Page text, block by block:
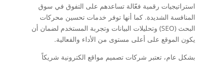
استراتيجيات رقمية فعّالة تساعدهم على التفوق في سوق
المنافسة الشديدة. كما أنها توفر خدمات تحسين محركات
البحث (SEO) وتحليلات البيانات وتجربة المستخدم لضمان أن
يكون الموقع على أعلى مستوى من الأداء والفعالية.
بشكل عام، تعتبر شركات تصميم مواقع الكترونية شريكاً